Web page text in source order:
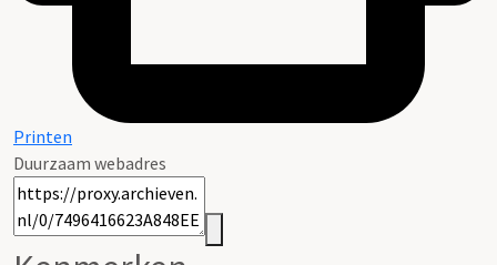
Printen
Duurzaam webadres